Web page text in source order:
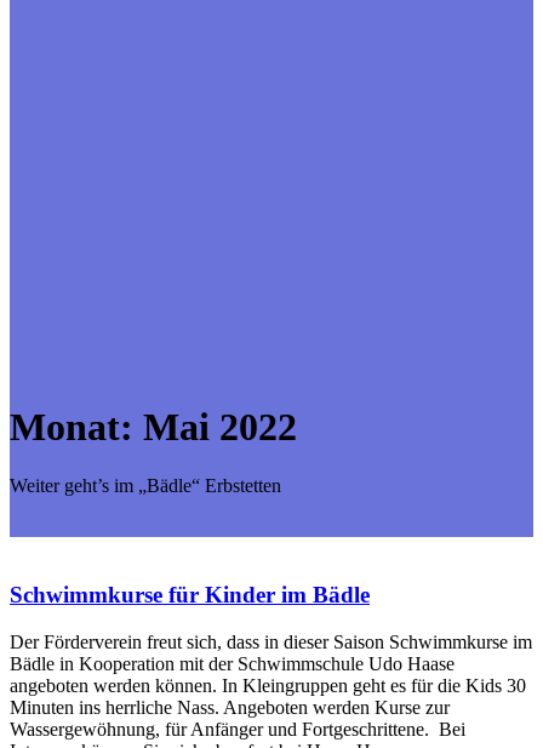
Monat: Mai 2022
Weiter geht’s im „Bädle“ Erbstetten
Schwimmkurse für Kinder im Bädle
Der Förderverein freut sich, dass in dieser Saison Schwimmkurse im
Bädle in Kooperation mit der Schwimmschule Udo Haase
angeboten werden können. In Kleingruppen geht es für die Kids 30
Minuten ins herrliche Nass. Angeboten werden Kurse zur
Wassergewöhnung, für Anfänger und Fortgeschrittene. Bei